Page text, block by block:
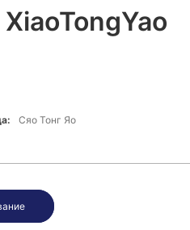
Сяо Тонг Яо